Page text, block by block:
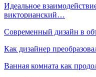
Идеальное
викторианский…
Современный дизайн в
Как дизайнер
Ванная комната как